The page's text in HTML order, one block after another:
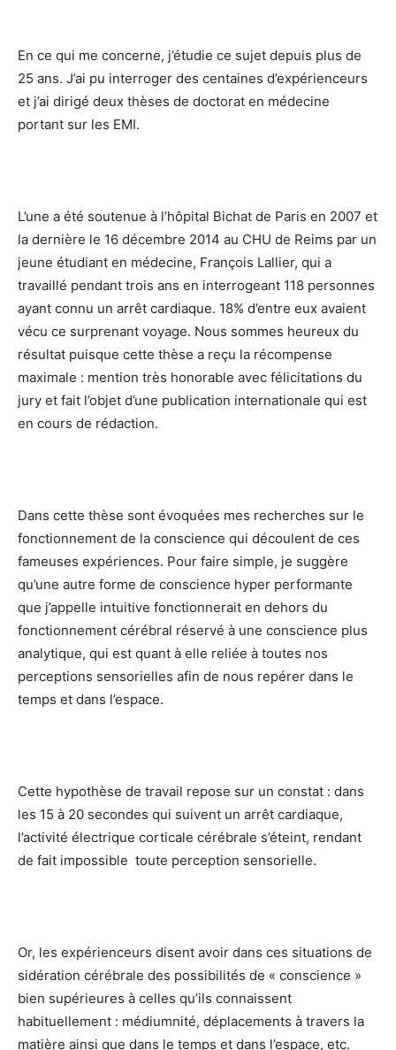
En ce qui me concerne, j’étudie ce sujet depuis plus de
25 ans. J’ai pu interroger des centaines d’expérienceurs
et j’ai dirigé deux thèses de doctorat en médecine
portant sur les EMI.
L’une a été soutenue à l’hôpital Bichat de Paris en 2007 et
la dernière le 16 décembre 2014 au CHU de Reims par un
jeune étudiant en médecine, François Lallier, qui a
travaillé pendant trois ans en interrogeant 118 personnes
ayant connu un arrêt cardiaque. 18% d’entre eux avaient
vécu ce surprenant voyage. Nous sommes heureux du
résultat puisque cette thèse a reçu la récompense
maximale : mention très honorable avec félicitations du
jury et fait l’objet d’une publication internationale qui est
en cours de rédaction.
Dans cette thèse sont évoquées mes recherches sur le
fonctionnement de la conscience qui découlent de ces
fameuses expériences. Pour faire simple, je suggère
qu’une autre forme de conscience hyper performante
que j’appelle intuitive fonctionnerait en dehors du
fonctionnement cérébral réservé à une conscience plus
analytique, qui est quant à elle reliée à toutes nos
perceptions sensorielles afin de nous repérer dans le
temps et dans l’espace.
Cette hypothèse de travail repose sur un constat : dans
les 15 à 20 secondes qui suivent un arrêt cardiaque,
l’activité électrique corticale cérébrale s’éteint, rendant
de fait impossible toute perception sensorielle.
Or, les expérienceurs disent avoir dans ces situations de
sidération cérébrale des possibilités de « conscience »
bien supérieures à celles qu’ils connaissent
habituellement : médiumnité, déplacements à travers la
matière ainsi que dans le temps et dans l’espace, etc.